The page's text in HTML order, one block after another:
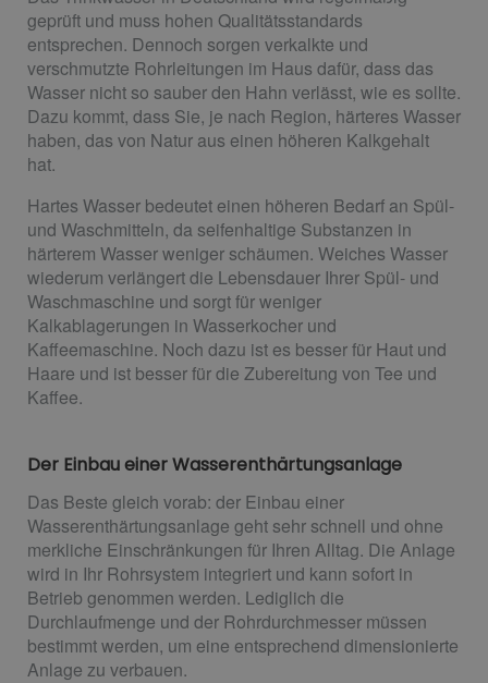
geprüft und muss hohen Qualitätsstandards
entsprechen. Dennoch sorgen verkalkte und
verschmutzte Rohrleitungen im Haus dafür, dass das
Wasser nicht so sauber den Hahn verlässt, wie es sollte.
Dazu kommt, dass Sie, je nach Region, härteres Wasser
haben, das von Natur aus einen höheren Kalkgehalt
hat.
Hartes Wasser bedeutet einen höheren Bedarf an Spül-
und Waschmitteln, da seifenhaltige Substanzen in
härterem Wasser weniger schäumen. Weiches Wasser
wiederum verlängert die Lebensdauer Ihrer Spül- und
Waschmaschine und sorgt für weniger
Kalkablagerungen in Wasserkocher und
Kaffeemaschine. Noch dazu ist es besser für Haut und
Haare und ist besser für die Zubereitung von Tee und
Kaffee.
Der Einbau einer Wasserenthärtungsanlage
Das Beste gleich vorab: der Einbau einer
Wasserenthärtungsanlage geht sehr schnell und ohne
merkliche Einschränkungen für Ihren Alltag. Die Anlage
wird in Ihr Rohrsystem integriert und kann sofort in
Betrieb genommen werden. Lediglich die
Durchlaufmenge und der Rohrdurchmesser müssen
bestimmt werden, um eine entsprechend dimensionierte
Anlage zu verbauen.